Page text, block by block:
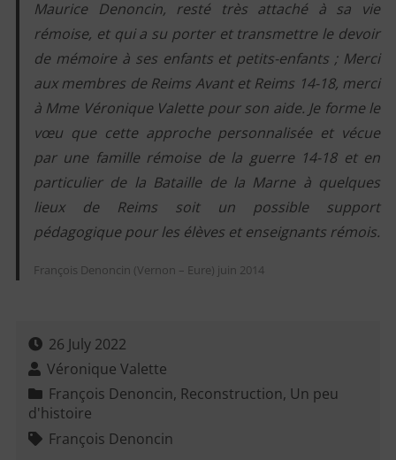
Maurice Denoncin, resté très attaché à sa vie
rémoise, et qui a su porter et transmettre le devoir
de mémoire à ses enfants et petits-enfants ; Merci
aux membres de Reims Avant et Reims 14-18, merci
à Mme Véronique Valette pour son aide. Je forme le
vœu que cette approche personnalisée et vécue
par une famille rémoise de la guerre 14-18 et en
particulier de la Bataille de la Marne à quelques
lieux de Reims soit un possible support
pédagogique pour les élèves et enseignants rémois.
François Denoncin (Vernon – Eure) juin 2014
26 July 2022
Véronique Valette
François Denoncin, Reconstruction, Un peu
d'histoire
François Denoncin